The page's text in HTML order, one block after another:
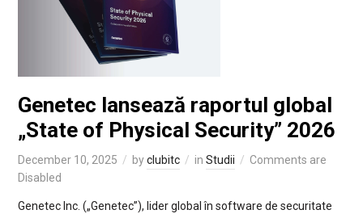
Genetec lansează raportul global
„State of Physical Security” 2026
December 10, 2025 byclubitc in Studii
Comments are
Disabled
Genetec Inc. („Genetec”), lider global în software de securitate